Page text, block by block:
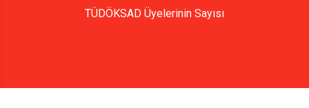
TÜDÖKSAD Üyelerinin Sayısı